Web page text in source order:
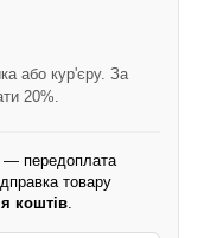
або кур'єру. За
20%.
— передоплата
товару
коштів.